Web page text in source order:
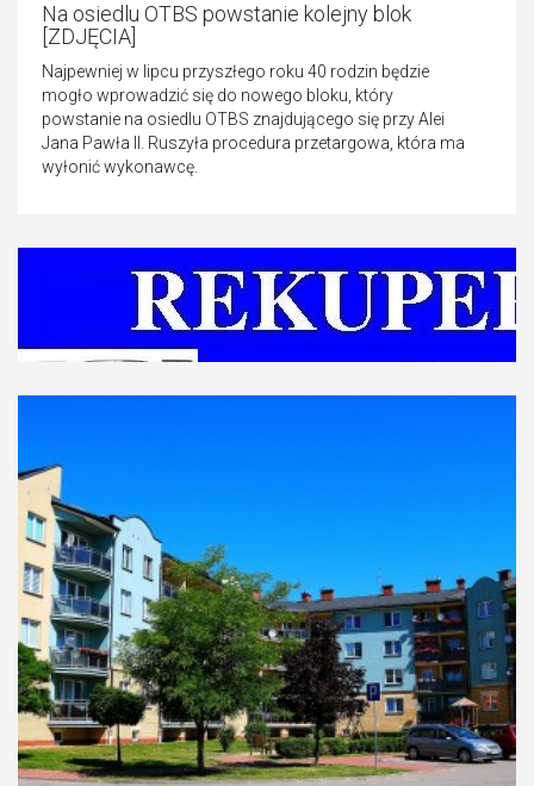
Na osiedlu OTBS powstanie kolejny blok
[ZDJĘCIA]
Najpewniej w lipcu przyszłego roku 40 rodzin będzie
mogło wprowadzić się do nowego bloku, który
powstanie na osiedlu OTBS znajdującego się przy Alei
Jana Pawła II. Ruszyła procedura przetargowa, która ma
wyłonić wykonawcę.